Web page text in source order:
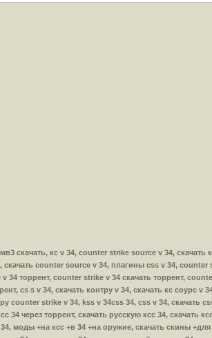
скачать, кс v 34, counter strike source v 34, скачать
скачать counter source v 34, плагины css v 34, counter
34 торрент, counter strike v 34 скачать торрент,
cs s v 34, скачать контру v 34, скачать кс соурс v
counter strike v 34, kss v 34css 34, css v 34, скачать
34 через торрент, скачать русскую ксс 34, скачать
моды +на ксс +в 34 +на оружие, скачать скины +для